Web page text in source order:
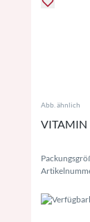
Abb. ähnlich
VITAMIN